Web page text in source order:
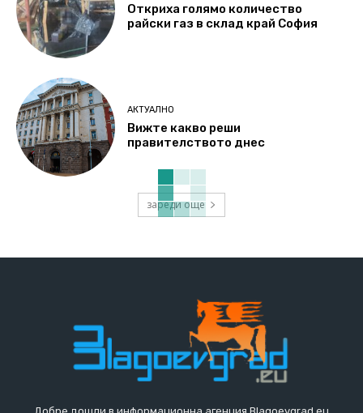
Откриха голямо количество
райски газ в склад край София
АКТУАЛНО
Вижте какво реши
правителството днес
зареди още